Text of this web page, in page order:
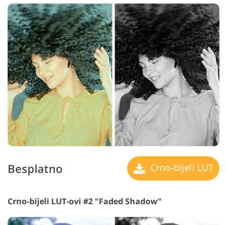
Besplatno Crno-bijeli LUT
Crno-bijeli LUT-ovi #2 "Faded Shadow"